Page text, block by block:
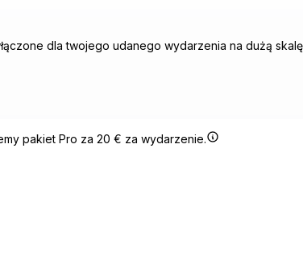
dla twojego udanego wydarzenia na dużą
pakiet Pro za 20 € za wydarzenie.